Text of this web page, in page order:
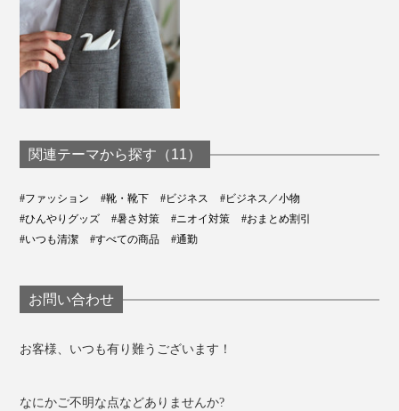
関連テーマから探す（11）
#ファッション #靴・靴下 #ビジネス
#ビジネス／小物
#ひんやりグッズ
#暑さ対策 #ニオイ対策
#おまとめ割引
#いつも清潔
#すべての商品 #通勤
お問い合わせ
お客様、いつも有り難うございます！
なにかご不明な点などありませんか?